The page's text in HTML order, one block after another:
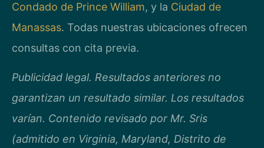
Condado de Prince William, y la Ciudad de
Manassas. Todas nuestras ubicaciones ofrecen
consultas con cita previa.
Publicidad legal. Resultados anteriores no
garantizan un resultado similar. Los resultados
varían. Contenido revisado por Mr. Sris
(admitido en Virginia, Maryland, Distrito de